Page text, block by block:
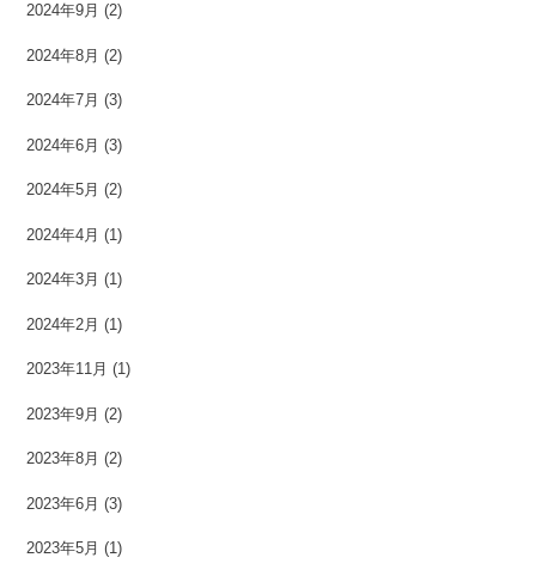
2024年9月 (2)
2024年8月 (2)
2024年7月 (3)
2024年6月 (3)
2024年5月 (2)
2024年4月 (1)
2024年3月 (1)
2024年2月 (1)
2023年11月 (1)
2023年9月 (2)
2023年8月 (2)
2023年6月 (3)
2023年5月 (1)